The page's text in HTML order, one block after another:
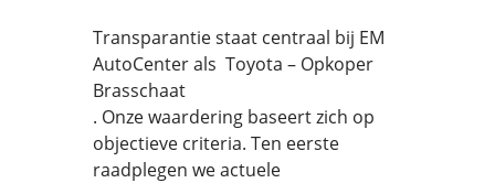
Transparantie staat centraal bij EM
AutoCenter als Toyota – Opkoper
Brasschaat
. Onze waardering baseert zich op
objectieve criteria. Ten eerste
raadplegen we actuele